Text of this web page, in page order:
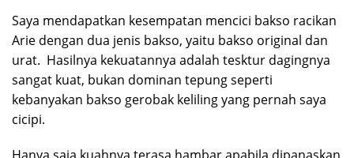
Saya mendapatkan kesempatan mencici bakso racikan
Arie dengan dua jenis bakso, yaitu bakso original dan
urat. Hasilnya kekuatannya adalah tesktur dagingnya
sangat kuat, bukan dominan tepung seperti
kebanyakan bakso gerobak keliling yang pernah saya
cicipi.